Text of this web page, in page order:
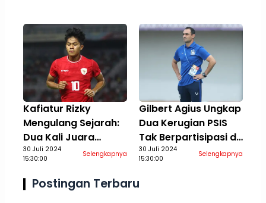
Kafiatur Rizky
Mengulang Sejarah:
Dua Kali Juara
Bersama Timnas
Umur
30 Juli 2024
15:30:00
Selengkapnya
Gilbert Agius Ungkap
Dua Kerugian PSIS
Tak Berpartisipasi di
Piala Presiden 2024:
Terdampak
30 Juli 2024
15:30:00
Selengkapnya
Postingan Terbaru